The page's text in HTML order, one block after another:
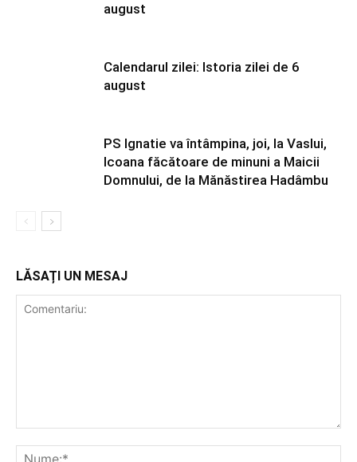
august
Calendarul zilei: Istoria zilei de 6
august
PS Ignatie va întâmpina, joi, la Vaslui,
Icoana făcătoare de minuni a Maicii
Domnului, de la Mănăstirea Hadâmbu
LĂSAȚI UN MESAJ